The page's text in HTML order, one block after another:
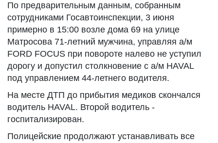
По предварительным данным, собранным
сотрудниками Госавтоинспекции, 3 июня
примерно в 15:00 возле дома 69 на улице
Матросова 71-летний мужчина, управляя а/м
FORD FOCUS при повороте налево не уступил
дорогу и допустил столкновение с а/м HAVAL
под управлением 44-летнего водителя.
На месте ДТП до прибытия медиков скончался
водитель HAVAL. Второй водитель -
госпитализирован.
Полицейские продолжают устанавливать все